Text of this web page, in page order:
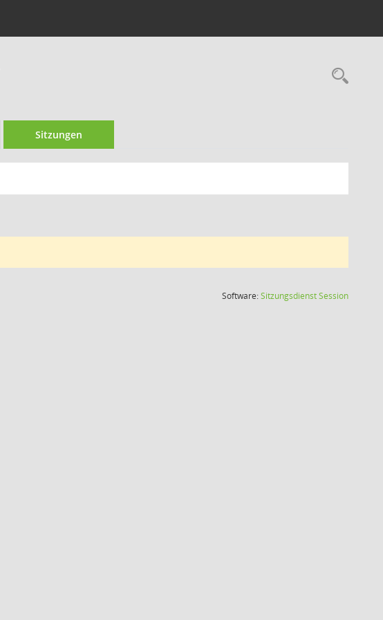
Sitzungen
Software:SitzungsdienstSession(Wird in